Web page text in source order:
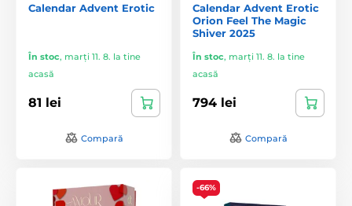
Calendar Advent Erotic
În stoc, marți 11. 8. la tine
acasă
81 lei
Compară
Calendar Advent Erotic
Orion Feel The Magic
Shiver 2025
În stoc, marți 11. 8. la tine
acasă
794 lei
Compară
-66%